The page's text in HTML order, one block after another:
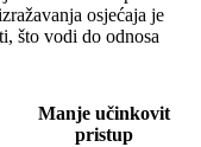
osjećaja je
što vodi do odnosa
Manje učinkovit
pristup